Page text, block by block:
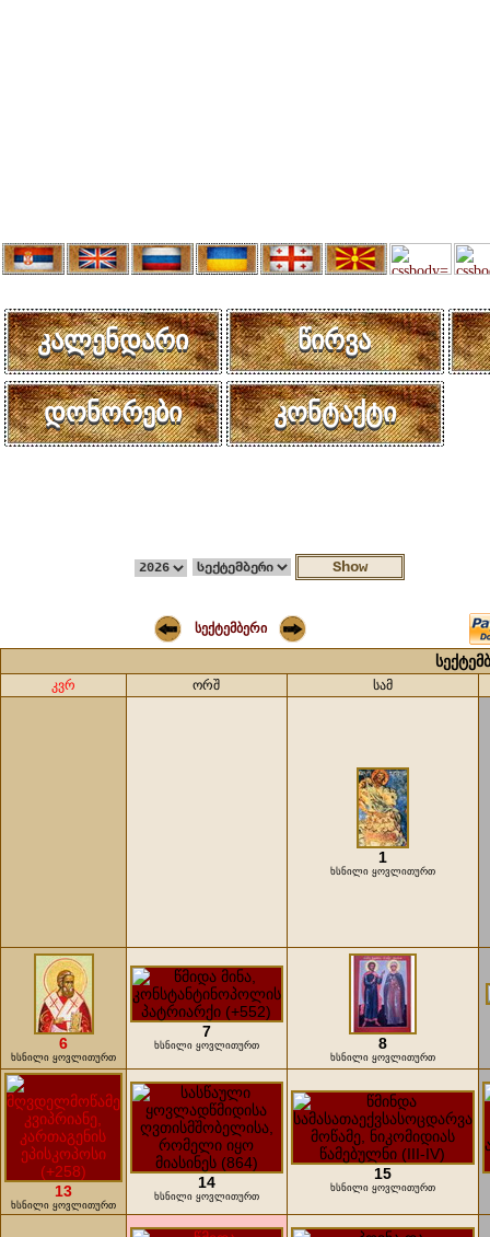
კალენდარი წირვა
დონორები კონტაქტი
სექტემბერი
კვრ ორშ სამ
1
ხსნილი ყოვლითურთ
6
ხსნილი ყოვლითურთ
7
ხსნილი ყოვლითურთ 8
ხსნილი ყოვლითურთ
13
ხსნილი ყოვლითურთ
14
ხსნილი ყოვლითურთ
15
ხსნილი ყოვლითურთ